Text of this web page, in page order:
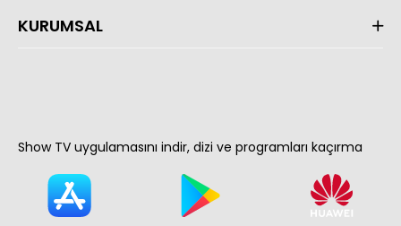
KURUMSAL
Show TV uygulamasını indir, dizi ve programları kaçırma